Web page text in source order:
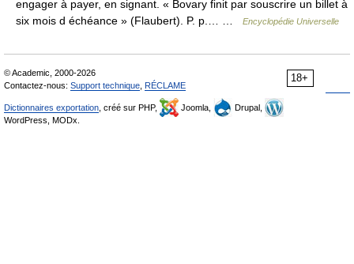
engager à payer, en signant. « Bovary finit par souscrire un billet à
six mois d échéance » (Flaubert). P. p.… …
Encyclopédie Universelle
18+
© Academic, 2000-2026
Contactez-nous: Support technique RÉCLAME
Dictionnaires exportation , créé sur PHP, Joomla,
Drupal,
WordPress, MODx.